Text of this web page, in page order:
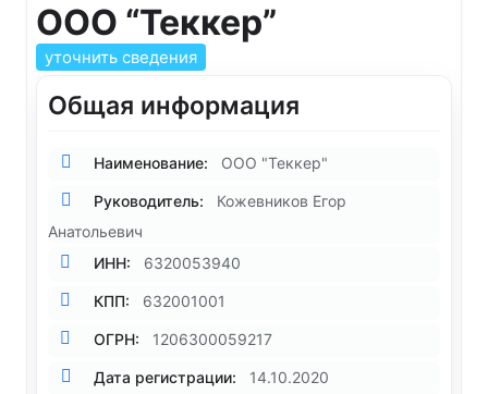
ООО “Теккер”
уточнить сведения
Общая информация
Наименование: ООО "Теккер"
Руководитель:
Кожевников Егор
Анатольевич
ИНН:
6320053940
КПП: 632001001
ОГРН: 1206300059217
Дата регистрации: 14.10.2020